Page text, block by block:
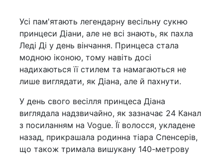
Усі пам'ятають легендарну весільну сукню
принцеси Діани, але не всі знають, як пахла
Леді Ді у день вінчання. Принцеса стала
модною іконою, тому навіть досі
надихаються її стилем та намагаються не
лише виглядати, як Діана, але й пахнути.
У день свого весілля принцеса Діана
виглядала надзвичайно, як зазначає 24 Канал
з посиланням на Vogue. Її волосся, укладене
назад, прикрашала родинна тіара Спенсерів,
що також тримала вишукану 140-метрову